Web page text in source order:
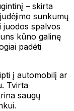
– skirta
sunkumų
juodos spalvos
kūno galinę
padėti
į automobilį ar
Tvirta
saugų